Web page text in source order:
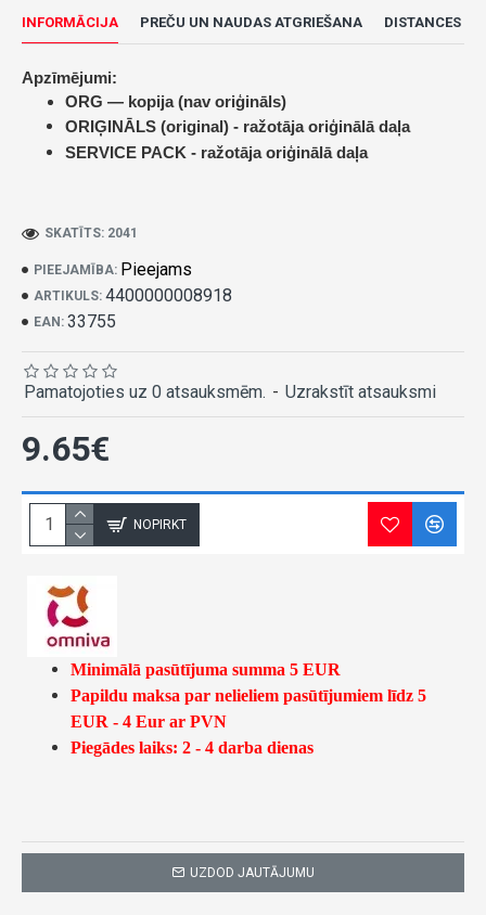
INFORMĀCIJA PREČU UN NAUDAS ATGRIEŠANA DISTANCES
Apzīmējumi:
ORG — kopija (nav oriģināls)
ORIĢINĀLS (original) - ražotāja oriģinālā daļa
SERVICE PACK - ražotāja oriģinālā daļa
PIEEJAMĪBA: Pieejams
ARTIKULS: 4400000008918
EAN: 33755
SKATĪTS: 2041
Pamatojoties uz 0 atsauksmēm. - Uzrakstīt atsauksmi
9.65€
NOPIRKT
Minimālā pasūtījuma summa 5 EUR
Papildu maksa par nelieliem pasūtījumiem līdz 5
EUR - 4 Eur ar PVN
Piegādes laiks: 2 - 4 darba dienas
UZDOD JAUTĀJUMU